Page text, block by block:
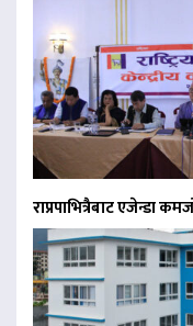
राप्रपाभित्रैबाट एजेन्डा